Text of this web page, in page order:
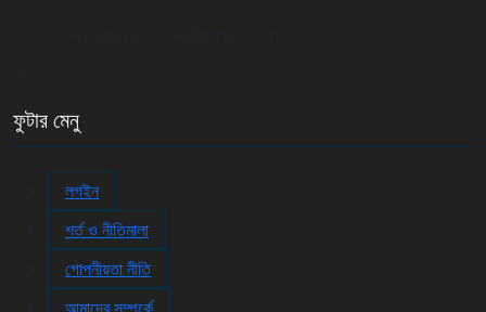
ফুটার মেনু
লগইন
শর্ত ও নীতিমালা
গোপনীয়তা নীতি